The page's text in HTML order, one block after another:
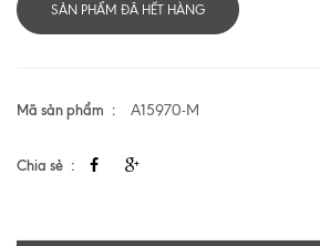
SẢN PHẨM ĐÃ HẾT HÀNG
Mã sản phẩm A15970-M
Chia sẻ